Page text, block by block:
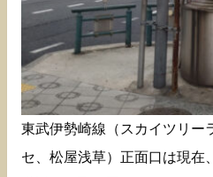
東武伊勢崎線（スカイツリー
セ、松屋浅草）正面口は現在